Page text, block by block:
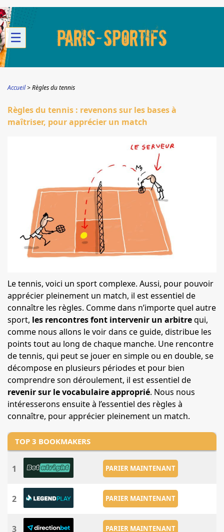
☰
Accueil Règles du tennis
Règles du tennis : revenons sur les bases à
maîtriser, pour apprécier un match
Le tennis, voici un sport complexe. Aussi, pour pouvoir
apprécier pleinement un match, il est essentiel de
connaître les règles. Comme dans n’importe quel autre
sport, les rencontres font intervenir un arbitrequi,
comme nous allons le voir dans ce guide, distribue les
points tout au long de chaque manche. Une rencontre
de tennis, qui peut se jouer en simple ou en double, se
décompose en plusieurs périodes et pour bien
comprendre son déroulement, il est essentiel de
revenir sur le vocabulaire approprié. Nous nous
intéresserons ensuite à l’essentiel des règles à
connaître, pour apprécier pleinement un match.
TOP 3 BOOKMAKERS
1 PARIER MAINTENANT
2 PARIER MAINTENANT
3 PARIER MAINTENANT